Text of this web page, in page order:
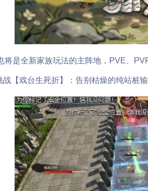
是全新家族玩法的主阵地，PVE、
戏台生死折】：告别枯燥的纯站桩输